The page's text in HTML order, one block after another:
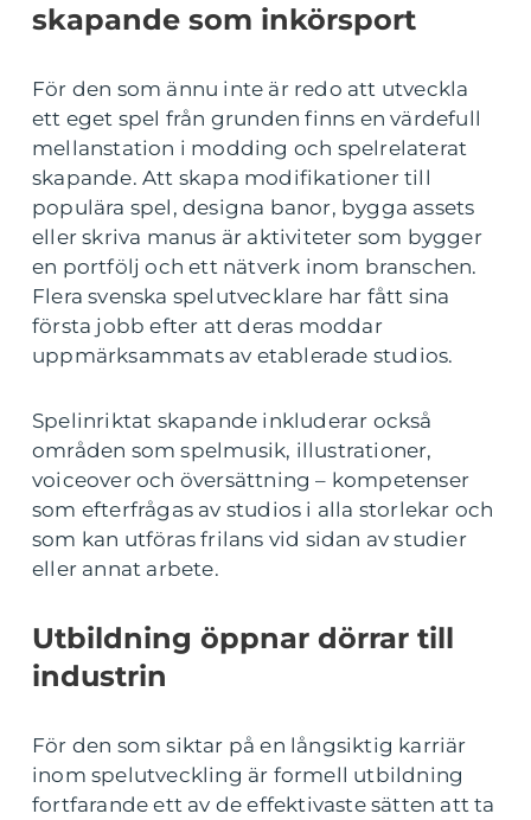
skapande som inkörsport
För den som ännu inte är redo att utveckla
ett eget spel från grunden finns en värdefull
mellanstation i modding och spelrelaterat
skapande. Att skapa modifikationer till
populära spel, designa banor, bygga assets
eller skriva manus är aktiviteter som bygger
en portfölj och ett nätverk inom branschen.
Flera svenska spelutvecklare har fått sina
första jobb efter att deras moddar
uppmärksammats av etablerade studios.
Spelinriktat skapande inkluderar också
områden som spelmusik, illustrationer,
voiceover och översättning – kompetenser
som efterfrågas av studios i alla storlekar och
som kan utföras frilans vid sidan av studier
eller annat arbete.
Utbildning öppnar dörrar till
industrin
För den som siktar på en långsiktig karriär
inom spelutveckling är formell utbildning
fortfarande ett av de effektivaste sätten att ta